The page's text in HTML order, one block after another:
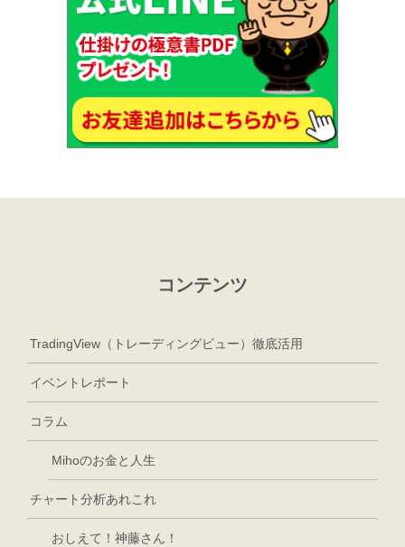
コンテンツ
TradingView（トレーディングビュー）徹底活用
イベントレポート
コラム
Mihoのお金と人生
チャート分析あれこれ
おしえて！神藤さん！